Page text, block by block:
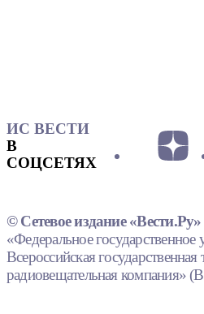
ИС ВЕСТИ
В
СОЦСЕТЯХ
© Сетевое издание «Вести.Ру»
«Федеральное государственное
Всероссийская государственная
радиовещательная компания»